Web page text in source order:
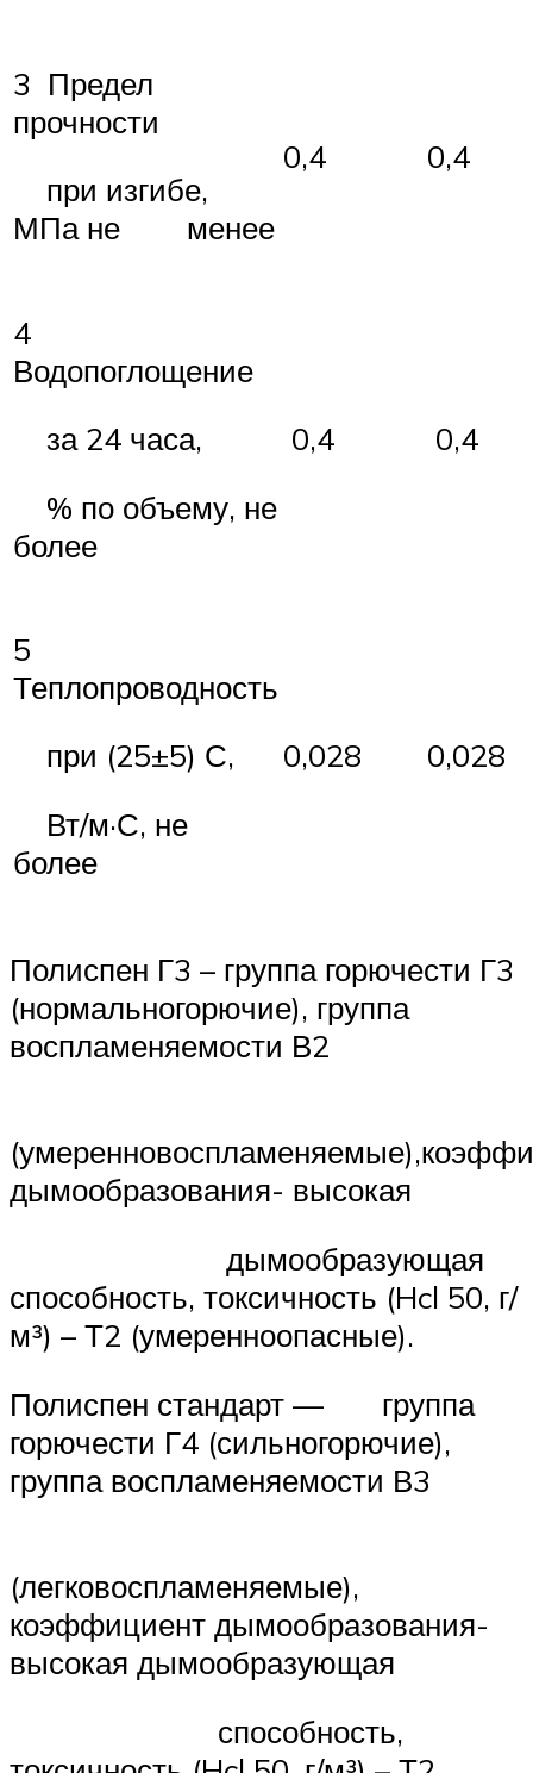
3 Предел
прочности
при изгибе,
МПа не менее
0,4 0,4
4
Водопоглощение
за 24 часа,
% по объему, не
более
0,4 0,4
5
Теплопроводность
при (25±5) С,
Вт/м·С, не
более
0,028 0,028
Полиспен Г3 – группа горючести Г3
(нормальногорючие), группа
воспламеняемости В2
дымообразования- высокая
дымообразующая
способность, токсичность (Hcl 50, г/
м³) – Т2 (умеренноопасные).
Полиспен стандарт — группа
горючести Г4 (сильногорючие),
группа воспламеняемости В3
(легковоспламеняемые),
коэффициент дымообразования-
высокая дымообразующая
способность,